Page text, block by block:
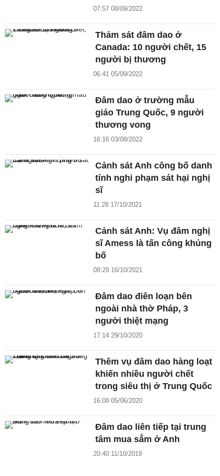
07:57 08/09/2022
Thảm sát đâm dao ở
Canada: 10 người chết, 15
người bị thương
06:41 05/09/2022
Đâm dao ở trường mẫu
giáo Trung Quốc, 9 người
thương vong
16:16 03/08/2022
Cảnh sát Anh công bố danh
tính nghi phạm sát hại nghị
sĩ
11:28 17/10/2021
Cảnh sát Anh: Vụ đâm nghị
sĩ Amess là tấn công khủng
bố
08:29 16/10/2021
Đâm dao điên loạn bên
ngoài nhà thờ Pháp, 3
người thiệt mạng
17:14 29/10/2020
Thêm vụ đâm dao hàng loạt
khiến nhiều người chết
trong siêu thị ở Trung Quốc
16:08 05/06/2020
Đâm dao liên tiếp tại trung
tâm mua sắm ở Anh
20:40 11/10/2019